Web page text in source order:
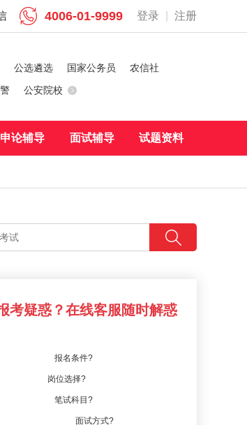
登录 注册
4006-01-9999
公选遴选 国家公务员
农信社
公安院校
申论辅导 面试辅导 试题资料
考疑惑？在线客服随时解惑
报名条件?
岗位选择?
笔试科目?
面试方式?